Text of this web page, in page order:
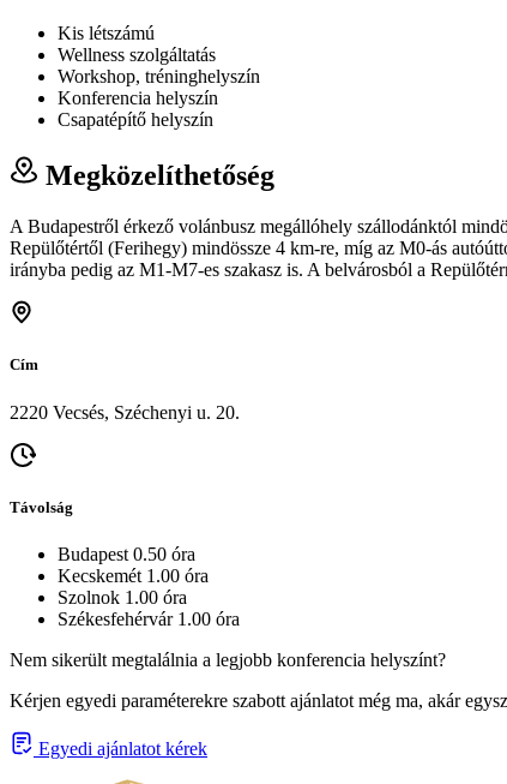
Kis létszámú
Wellness szolgáltatás
Workshop, tréninghelyszín
Konferencia helyszín
Csapatépítő helyszín
Megközelíthetőség
A Budapestről érkező volánbusz megállóhely szállodánktól
Repülőtértől (Ferihegy) mindössze 4 km-re, míg az M0-ás
irányba pedig az M1-M7-es szakasz is. A belvárosból a
Cím
2220 Vecsés, Széchenyi u. 20.
Távolság
Budapest 0.50 óra
Kecskemét 1.00 óra
Szolnok 1.00 óra
Székesfehérvár 1.00 óra
Nem sikerült megtalálnia a legjobb konferencia helyszínt?
Kérjen egyedi paraméterekre szabott ajánlatot még ma, akár
Egyedi ajánlatot kérek